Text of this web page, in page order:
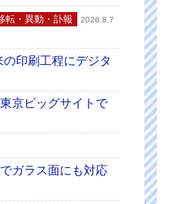
転・異動・訃報
2026.8.7
印刷工程にデジタ
京ビッグサイトで
ガラス面にも対応